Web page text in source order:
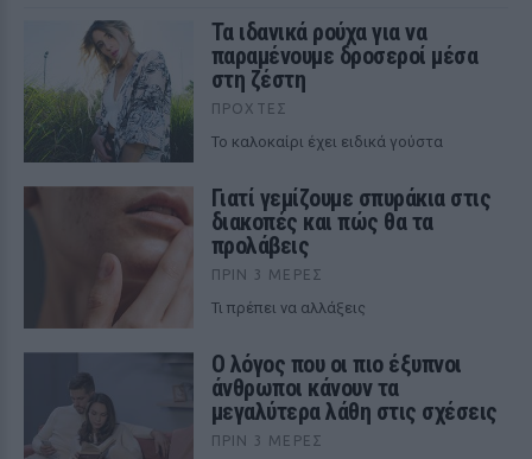
Τα ιδανικά ρούχα για να
παραμένουμε δροσεροί μέσα
στη ζέστη
ΠΡΟΧΤΈΣ
To καλοκαίρι έχει ειδικά γούστα
Γιατί γεμίζουμε σπυράκια στις
διακοπές και πώς θα τα
προλάβεις
ΠΡΙΝ 3 ΜΈΡΕΣ
Τι πρέπει να αλλάξεις
Ο λόγος που οι πιο έξυπνοι
άνθρωποι κάνουν τα
μεγαλύτερα λάθη στις σχέσεις
ΠΡΙΝ 3 ΜΈΡΕΣ